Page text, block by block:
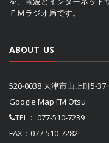
ＦＭラジオ局です。
ABOUT US
520-0038 大津市山上町5-
Google Map FM Otsu
TEL： 077-510-7239
FAX：077-510-7282